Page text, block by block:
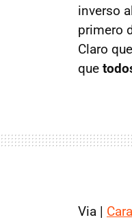
inverso
primero
Claro
que
Via |